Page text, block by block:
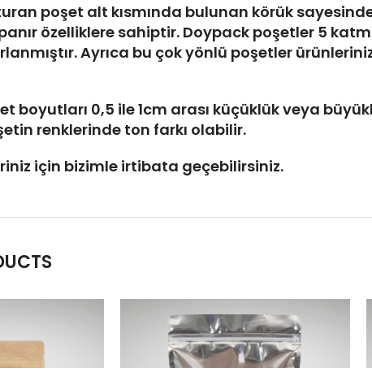
poşet alt kısmında bulunan körük
özelliklere sahiptir. Doypack poşetler 5
Ayrıca bu çok yönlü poşetler
boyutları 0,5 ile 1cm arası küçüklük veya
renklerinde ton farkı olabilir.
için bizimle irtibata geçebilirsiniz.